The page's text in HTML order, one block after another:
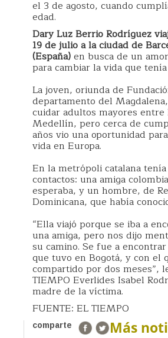
el 3 de agosto, cuando
edad.
Dary Luz Berrio Rodríguez
19 de julio a la ciudad de
(España)en busca de un
para cambiar la vida que
La joven, oriunda de
departamento del
cuidar adultos mayores entre
Medellín, pero cerca de
años vio una oportunidad
vida en Europa.
En la metrópoli catalana
contactos: una amiga
esperaba, y un hombre, de
Dominicana, que había
“Ella viajó porque se iba a
una amiga, pero nos dijo
su camino. Se fue a
que tuvo en Bogotá, y con el
compartido por dos meses”,
TIEMPO Everlides Isabel
madre de la víctima.
FUENTE: EL TIEMPO
comparte Más